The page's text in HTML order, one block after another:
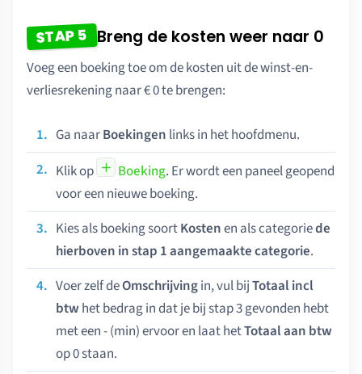
STAP 5 Breng de kosten weer naar 0
Voeg een boeking toe om de kosten uit de winst-en-
verliesrekening naar € 0 te brengen:
Ga naarBoekingen links in het hoofdmenu.
Klik op
Boeking. Er wordt een paneel geopend
voor een nieuwe boeking.
Kies als boeking soortKostenen als categoriede
hierboven in stap 1 aangemaakte categorie.
Voer zelf deOmschrijvingin, vul bijTotaal incl
btw het bedrag in dat je bij stap 3 gevonden hebt
met een - (min) ervoor en laat hetTotaal aan btw
op 0 staan.